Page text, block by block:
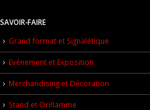
SAVOIR-FAIRE
Grand format et Signalétique
Evénement et Exposition
Merchandising et Décoration
Stand et Oriflamme